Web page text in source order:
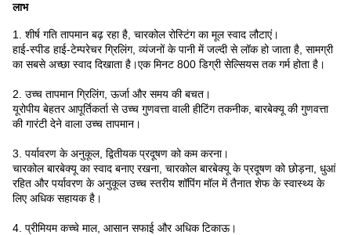
लाभ
1. शीर्ष गति तापमान बढ़ रहा है, चारकोल रोस्टिंग का मूल स्वाद लौटाएं।
हाई-स्पीड हाई-टेम्परेचर ग्रिलिंग, व्यंजनों के पानी में जल्दी से लॉक हो जाता है, सामग्री
का सबसे अच्छा स्वाद दिखाता है।एक मिनट 800 डिग्री सेल्सियस तक गर्म होता है।
2. उच्च तापमान ग्रिलिंग, ऊर्जा और समय की बचत।
यूरोपीय बेहतर आपूर्तिकर्ता से उच्च गुणवत्ता वाली हीटिंग तकनीक, बारबेक्यू की गुणवत्ता
की गारंटी देने वाला उच्च तापमान।
3. पर्यावरण के अनुकूल, द्वितीयक प्रदूषण को कम करना।
चारकोल बारबेक्यू का स्वाद बनाए रखना, चारकोल बारबेक्यू के प्रदूषण को छोड़ना, धुआं
रहित और पर्यावरण के अनुकूल उच्च स्तरीय शॉपिंग मॉल में तैनात शेफ के स्वास्थ्य के
लिए अधिक सहायक है।
4. प्रीमियम कच्चे माल, आसान सफाई और अधिक टिकाऊ।